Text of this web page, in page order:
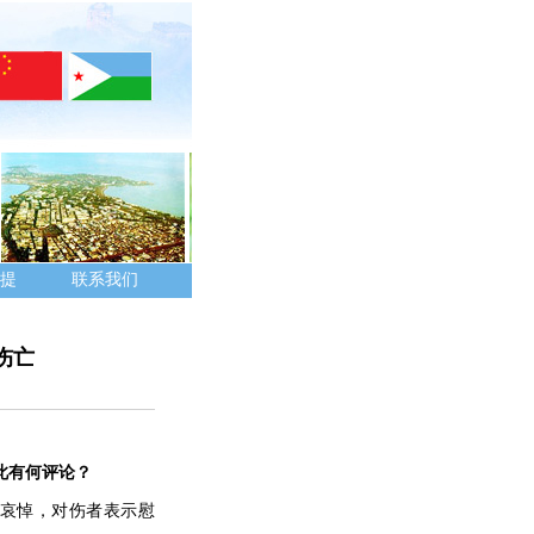
联系我们
亡
有何评论？
悼，对伤者表示慰